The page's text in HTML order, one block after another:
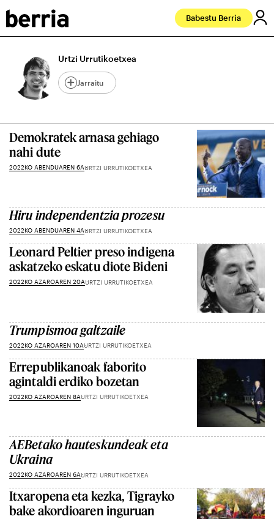
Babestu Berria
Urtzi Urrutikoetxea
Jarraitu
Demokratek arnasa gehiago
nahi dute
2022KO ABENDUAREN 6AURTZI URRUTIKOETXEA
Hiru independentzia prozesu
2022KO ABENDUAREN 4AURTZI URRUTIKOETXEA
Leonard Peltier preso indigena
askatzeko eskatu diote Bideni
2022KO AZAROAREN 20AURTZI URRUTIKOETXEA
Trumpismoa galtzaile
2022KO AZAROAREN 10AURTZI URRUTIKOETXEA
Errepublikanoak faborito
agintaldi erdiko bozetan
2022KO AZAROAREN 8AURTZI URRUTIKOETXEA
AEBetako hauteskundeak eta
Ukraina
2022KO AZAROAREN 6AURTZI URRUTIKOETXEA
Itxaropena eta kezka, Tigrayko
bake akordioaren inguruan